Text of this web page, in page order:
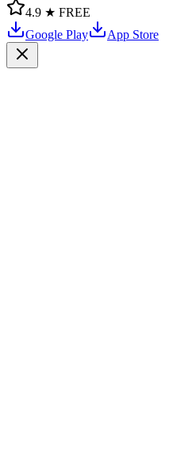
4.9 ★ FREE
Google Play
App Store